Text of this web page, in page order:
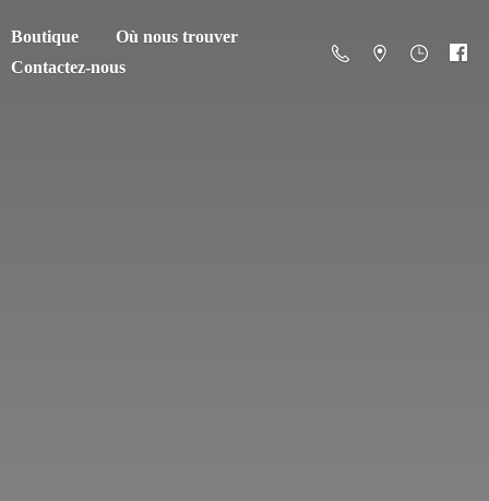
Boutique
Où nous trouver
Contactez-nous